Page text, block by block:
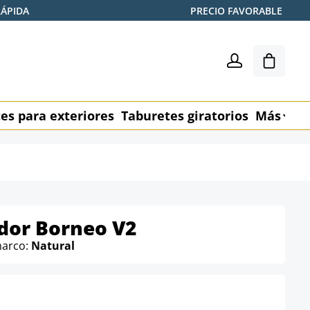
PRECIO FAVORABLE
El
para exteriores Taburetes giratorios Más
Borneo V2
Natural